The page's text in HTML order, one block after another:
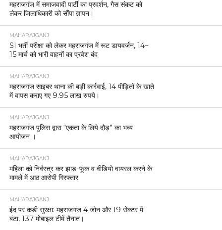
महराजगंज में समाजवादी पार्टी का प्रदर्शन, गैस संकट को
लेकर जिलाधिकारी को सौंपा ज्ञापन।
MAHARAJGANJ
SI भर्ती परीक्षा को लेकर महराजगंज में रूट डायवर्जन, 14–
15 मार्च को भारी वाहनों का प्रवेश बंद
MAHARAJGANJ
महराजगंज साइबर थाना की बड़ी कार्रवाई, 14 पीड़ितों के खाते
में वापस कराए गए 9.95 लाख रुपये।
MAHARAJGANJ
महराजगंज पुलिस द्वारा “एकता के लिये दौड़” का भव्य
आयोजन ।
MAHARAJGANJ
महिला को निर्वस्त्र कर झाड़-फूंक व वीडियो वायरल करने के
मामले में आठ आरोपी गिरफ्तार
MAHARAJGANJ
ईद पर कड़ी सुरक्षा: महराजगंज 4 जोन और 19 सेक्टर में
बंटा, 137 मोबाइल टीमें तैनात।